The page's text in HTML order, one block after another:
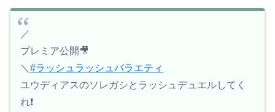
／
プレミア公開🎥
＼ #ラッシュラッシュバラエティ
ユウディアスのソレガシとラッシュデュエルしてく
れ❗️